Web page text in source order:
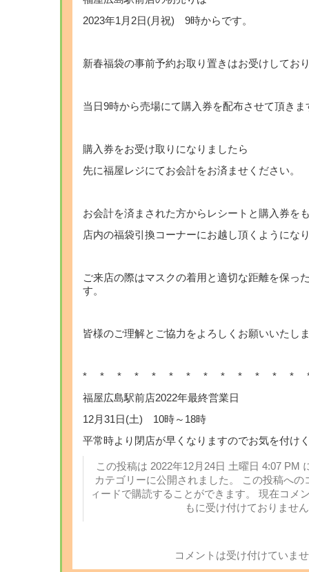
2023年1月2日(月祝) 9時からです。
新春福袋の事前予約お取り置きはお受けしてお
当日9時から売場にて購入券を配布させて頂きま
購入券をお受け取りになりましたら
先に福屋レジにてお会計をお済ませください。
お会計を済まされた方からレシートと購入券を
店内の福袋引換コーナーにお越し頂くようにな
ご来店の際はマスクの着用と適切な距離を保っ
す。
皆様のご理解とご協力をよろしくお願いいたし
* * * * * * * * * * * * *
福屋広島駅前店2022年最終営業日
12月31日(土) 10時～18時
平常時より閉店が早くなりますのでお気を付け
この投稿は 2022年12月24日 土曜日 4:07 PM
カテゴリーに公開されました。 この投稿へ
ィードで購読することができます。 現在コメ
もに受け付けておりませ
コメントは受け付けていま